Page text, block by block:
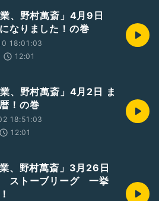
、野村萬斎」4月9日
なりました！の巻
18:01:03
12:01
、野村萬斎」4月2日 ま
！の巻
18:51:03
12:01
、野村萬斎」3月26日
ストーブリーグ 一挙